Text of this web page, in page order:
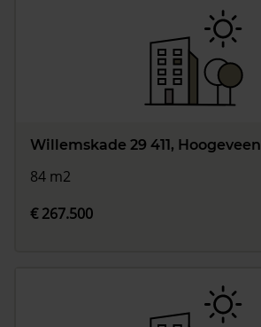
Willemskade 29 411, Hoogeveen
84 m2
€ 267.500